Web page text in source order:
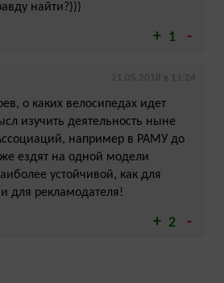
1
найти?)))
2
о каких велосипедах идет
изучить деятельность ныне
например в РАМУ до
ездят на одной модели
устойчивой, как для
и для рекламодателя!
21.05.2018 в 11:24